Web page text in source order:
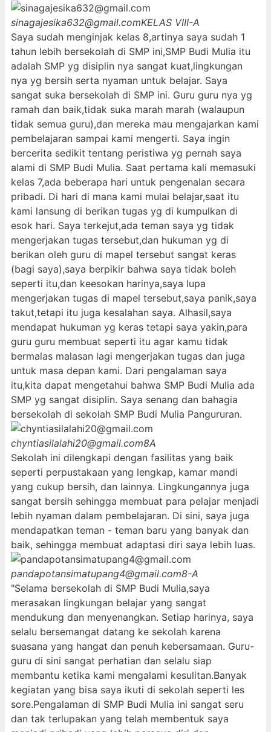
sinagajesika632@gmail.comKELAS VIII-A
Saya sudah menginjak kelas 8,artinya saya sudah 1
tahun lebih bersekolah di SMP ini,SMP Budi Mulia itu
adalah SMP yg disiplin nya sangat kuat,lingkungan
nya yg bersih serta nyaman untuk belajar. Saya
sangat suka bersekolah di SMP ini. Guru guru nya yg
ramah dan baik,tidak suka marah marah (walaupun
tidak semua guru),dan mereka mau mengajarkan kami
pembelajaran sampai kami mengerti. Saya ingin
bercerita sedikit tentang peristiwa yg pernah saya
alami di SMP Budi Mulia. Saat pertama kali memasuki
kelas 7,ada beberapa hari untuk pengenalan secara
pribadi. Di hari di mana kami mulai belajar,saat itu
kami lansung di berikan tugas yg di kumpulkan di
esok hari. Saya terkejut,ada teman saya yg tidak
mengerjakan tugas tersebut,dan hukuman yg di
berikan oleh guru di mapel tersebut sangat keras
(bagi saya),saya berpikir bahwa saya tidak boleh
seperti itu,dan keesokan harinya,saya lupa
mengerjakan tugas di mapel tersebut,saya panik,saya
takut,tetapi itu juga kesalahan saya. Alhasil,saya
mendapat hukuman yg keras tetapi saya yakin,para
guru guru membuat seperti itu agar kamu tidak
bermalas malasan lagi mengerjakan tugas dan juga
untuk masa depan kami. Dari pengalaman saya
itu,kita dapat mengetahui bahwa SMP Budi Mulia ada
SMP yg sangat disiplin. Saya senang dan bahagia
bersekolah di sekolah SMP Budi Mulia Pangururan.
chyntiasilalahi20@gmail.com8A
Sekolah ini dilengkapi dengan fasilitas yang baik
seperti perpustakaan yang lengkap, kamar mandi
yang cukup bersih, dan lainnya. Lingkungannya juga
sangat bersih sehingga membuat para pelajar menjadi
lebih nyaman dalam pembelajaran. Di sini, saya juga
mendapatkan teman - teman baru yang banyak dan
baik, sehingga membuat adaptasi diri saya lebih luas.
pandapotansimatupang4@gmail.com8-A
"Selama bersekolah di SMP Budi Mulia,saya
merasakan lingkungan belajar yang sangat
mendukung dan menyenangkan. Setiap harinya, saya
selalu bersemangat datang ke sekolah karena
suasana yang hangat dan penuh kebersamaan. Guru-
guru di sini sangat perhatian dan selalu siap
membantu ketika kami mengalami kesulitan.Banyak
kegiatan yang bisa saya ikuti di sekolah seperti les
sore.Pengalaman di SMP Budi Mulia ini sangat seru
dan tak terlupakan yang telah membentuk saya